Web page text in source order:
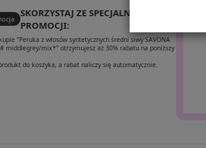
SKORZYSTAJ ZE SPECJALNEJ
PROMOCJI:
"Peruka z włosów syntetycznych średni siwy SAVONA
middlegrey/mix*" otrzymujesz aż 30% rabatu na poniższy
do koszyka, a rabat naliczy się automatycznie.